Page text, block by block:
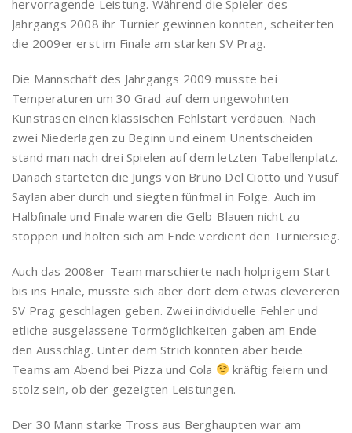
hervorragende Leistung. Während die Spieler des
Jahrgangs 2008 ihr Turnier gewinnen konnten, scheiterten
die 2009er erst im Finale am starken SV Prag.
Die Mannschaft des Jahrgangs 2009 musste bei
Temperaturen um 30 Grad auf dem ungewohnten
Kunstrasen einen klassischen Fehlstart verdauen. Nach
zwei Niederlagen zu Beginn und einem Unentscheiden
stand man nach drei Spielen auf dem letzten Tabellenplatz.
Danach starteten die Jungs von Bruno Del Ciotto und Yusuf
Saylan aber durch und siegten fünfmal in Folge. Auch im
Halbfinale und Finale waren die Gelb-Blauen nicht zu
stoppen und holten sich am Ende verdient den Turniersieg.
Auch das 2008er-Team marschierte nach holprigem Start
bis ins Finale, musste sich aber dort dem etwas clevereren
SV Prag geschlagen geben. Zwei individuelle Fehler und
etliche ausgelassene Tormöglichkeiten gaben am Ende
den Ausschlag. Unter dem Strich konnten aber beide
Teams am Abend bei Pizza und Cola
kräftig feiern und
stolz sein, ob der gezeigten Leistungen.
Der 30 Mann starke Tross aus Berghaupten war am